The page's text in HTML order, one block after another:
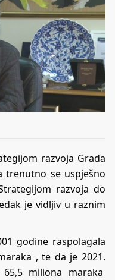
razvoja Grada
trenutno se uspješno
razvoja do
je vidljiv u raznim
godine raspolagala
, te da je 2021.
miliona maraka